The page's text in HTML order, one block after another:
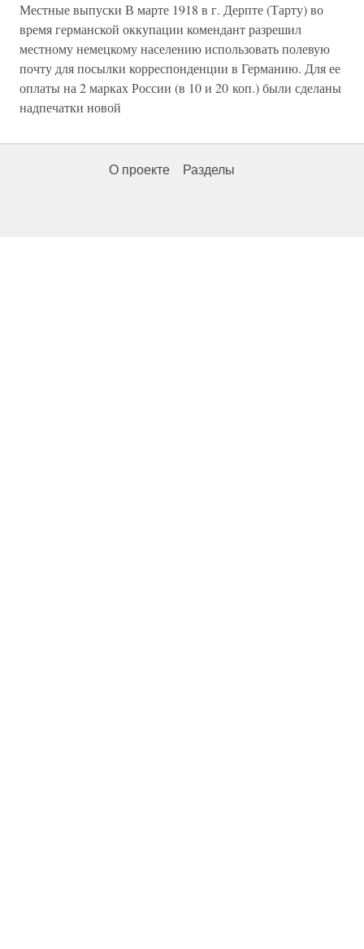
Местные выпуски В марте 1918 в г. Дерпте (Тарту) во
время германской оккупации комендант разрешил
местному немецкому населению использовать полевую
почту для посылки корреспонденции в Германию. Для ее
оплаты на 2 марках России (в 10 и 20 коп.) были сделаны
надпечатки новой
О проекте Разделы